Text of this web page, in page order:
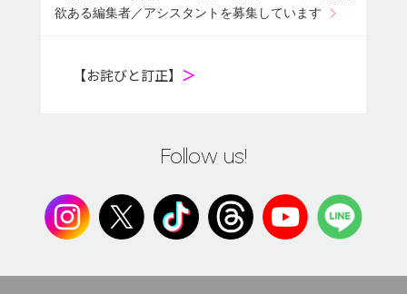
欲ある編集者／アシスタントを募集しています
【お詫びと訂正】 ＞
Follow us!